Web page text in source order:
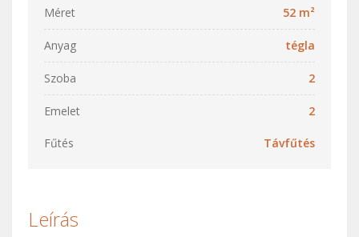
Méret 52 m²
Anyag tégla
Szoba 2
Emelet 2
Fűtés Távfűtés
Leírás